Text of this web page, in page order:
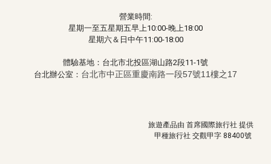
營業時間:
星期一至五星期五早上10:00-晚上18:00
星期六＆日中午11:00-18:00
體驗基地：台北市北投區湖山路2段11-1號
台北辦公室： 台北市中正區重慶南路一段57號11樓之17
旅遊產品由 首席國際旅行社 提供
甲種旅行社 交觀甲字 88400號